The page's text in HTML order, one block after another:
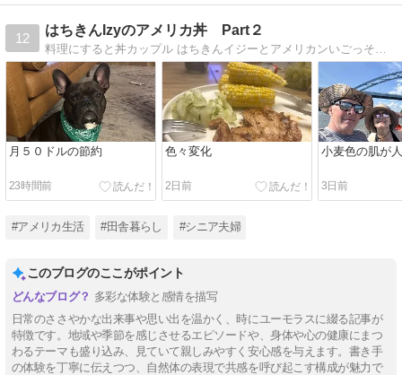
12
はちきんIzyのアメリカ丼 Part２
料理にすると丼カップル はちきんイジーとアメリカンいごっそうバッキーの 山あり谷ありの国際結婚ブログ
月５０ドルの節約
23時間前
色々変化
2日前
小麦色の肌が
3日前
#アメリカ生活 #田舎暮らし #シニア夫婦
このブログのここがポイント
多彩な体験と感情を描写
日常のささやかな出来事や思い出を温かく、時にユーモラスに綴る記事が
特徴です。地域や季節を感じさせるエピソードや、身体や心の健康にまつ
わるテーマも盛り込み、見ていて親しみやすく安心感を与えます。書き手
の体験を丁寧に伝えつつ、自然体の表現で共感を呼び起こす構成が魅力で